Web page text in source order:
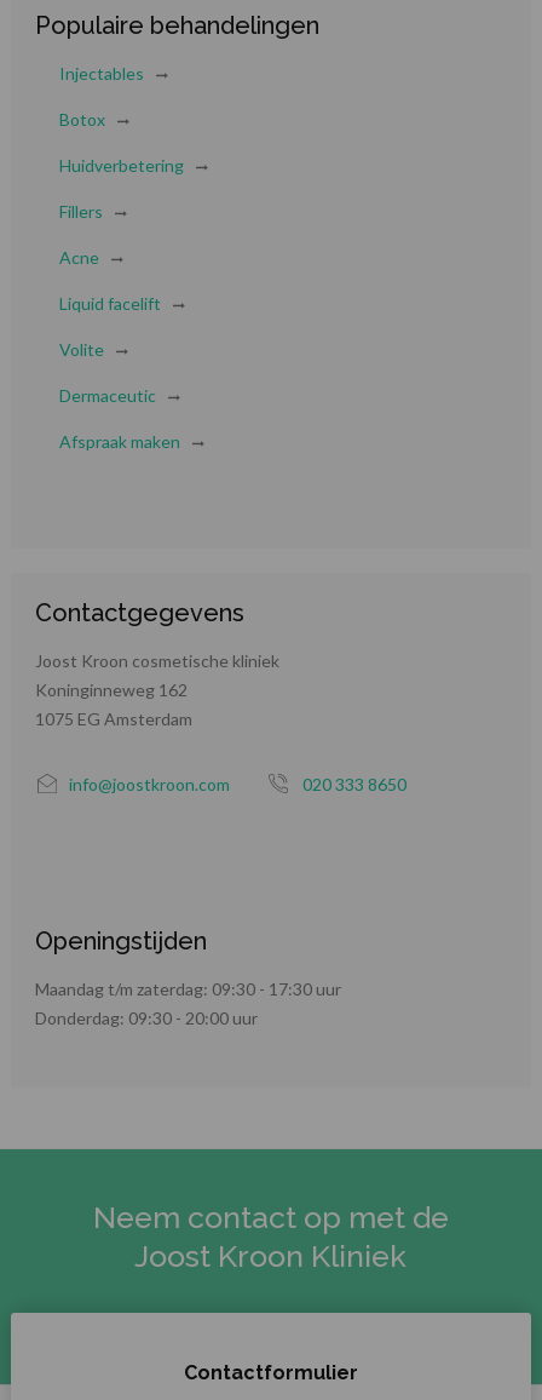
Populaire behandelingen
Injectables
Botox
Huidverbetering
Fillers
Acne
Liquid facelift
Volite
Dermaceutic
Afspraak maken
Contactgegevens
Joost Kroon cosmetische kliniek
Koninginneweg 162
1075 EG Amsterdam
info@joostkroon.com 020 333 8650
Openingstijden
Maandag t/m zaterdag: 09:30 - 17:30 uur
Donderdag: 09:30 - 20:00 uur
Neem contact op met de
Joost Kroon Kliniek
Contactformulier